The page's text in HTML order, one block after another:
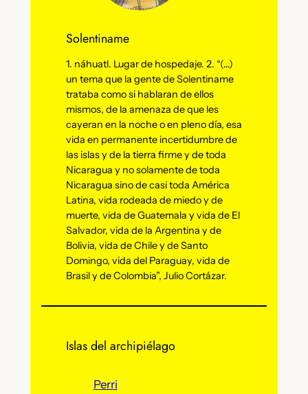
Solentiname
1. náhuatl. Lugar de hospedaje. 2. “(…)
un tema que la gente de Solentiname
trataba como si hablaran de ellos
mismos, de la amenaza de que les
cayeran en la noche o en pleno día, esa
vida en permanente incertidumbre de
las islas y de la tierra firme y de toda
Nicaragua y no solamente de toda
Nicaragua sino de casi toda América
Latina, vida rodeada de miedo y de
muerte, vida de Guatemala y vida de El
Salvador, vida de la Argentina y de
Bolivia, vida de Chile y de Santo
Domingo, vida del Paraguay, vida de
Brasil y de Colombia”, Julio Cortázar.
Islas del archipiélago
Perri